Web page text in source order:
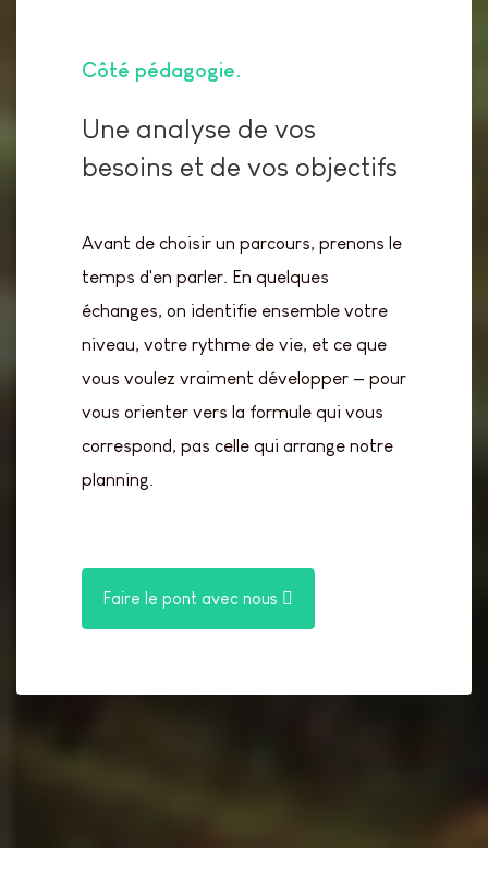
Côté pédagogie
Une analyse de vos
besoins et de vos objectifs
Avant de choisir un parcours, prenons le
temps d'en parler. En quelques
échanges, on identifie ensemble votre
niveau, votre rythme de vie, et ce que
vous voulez vraiment développer — pour
vous orienter vers la formule qui vous
correspond, pas celle qui arrange notre
planning.
Faire le pont avec nous